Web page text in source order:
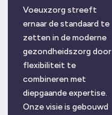
Voeuxzorg streeft
ernaar de standaard te
zetten in de moderne
gezondheidszorg door
flexibiliteit te
combineren met
diepgaande expertise.
Onze visie is gebouwd